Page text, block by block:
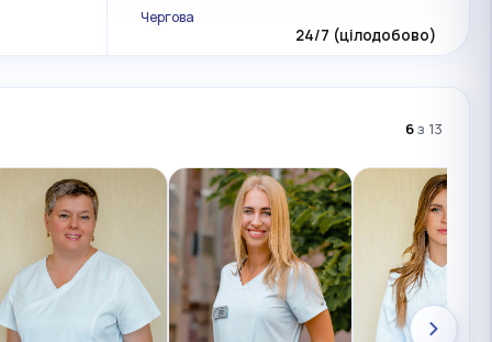
Чергова
24/7 (цілодобово)
6з 13